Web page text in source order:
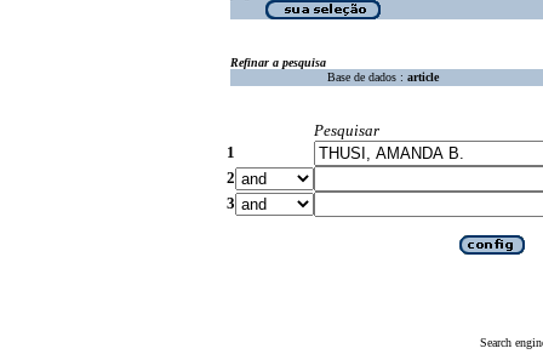
Refinar a pesquisa
Base de dados : article
Pesquisar
1
2
3
Search